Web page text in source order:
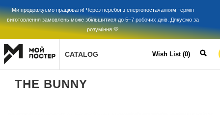
Ми продовжуємо працювати! Через перебої з енергопостачанням термін
виготовлення замовлень може збільшитися до 5–7 робочих днів. Дякуємо за
розуміння 💛
CATALOG Wish List (0)
THE BUNNY